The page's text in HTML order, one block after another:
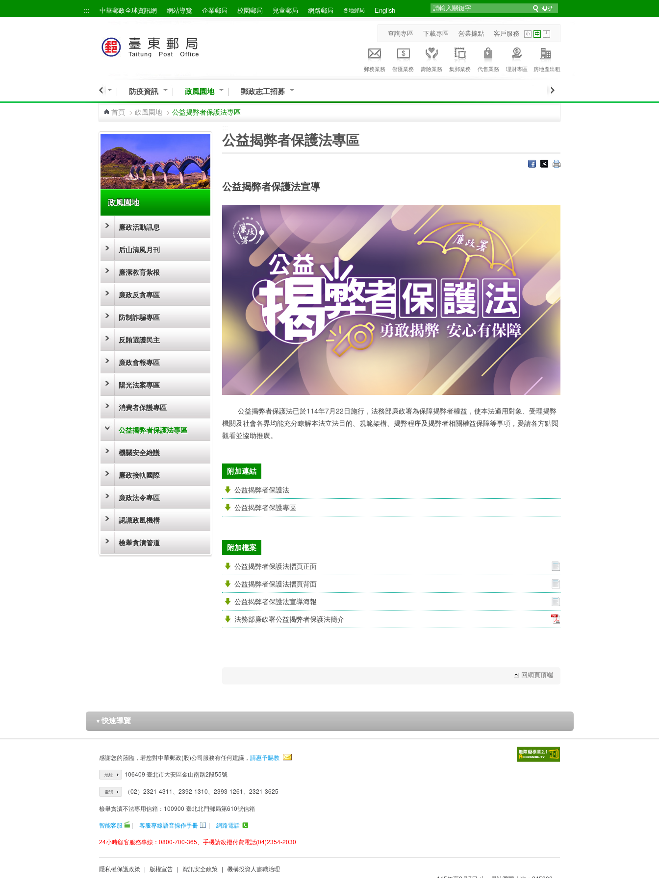
::: 中華郵政全球資訊網 網站導覽 企業郵局 校園郵局 兒童郵局 網路郵局 各地郵局 English
查詢專區 下載專區 營業據點 客戶服務
郵務業務 儲匯業務 壽險業務 集郵業務 代售業務 理財專區 房地產出租
宣導專區 防疫資訊 政風園地 郵政志工招募
首頁 > 政風園地 > 公益揭弊者保護法專區
政風園地
廉政活動訊息
后山清風月刊
廉潔教育紮根
廉政反貪專區
防制詐騙專區
反賄選護民主
廉政會報專區
陽光法案專區
消費者保護專區
公益揭弊者保護法專區
機關安全維護
廉政接軌國際
廉政法令專區
認識政風機構
檢舉貪瀆管道
公益揭弊者保護法專區
公益揭弊者保護法宣導
公益揭弊者保護法已於114年7月22日施行，法務部廉政署為保障揭弊者權益，使本法適用對象、受理揭弊
機關及社會各界均能充分瞭解本法立法目的、規範架構、揭弊程序及揭弊者相關權益保障等事項，爰請各方點閱
觀看並協助推廣。
附加連結
公益揭弊者保護法
公益揭弊者保護專區
附加檔案
公益揭弊者保護法摺頁正面
公益揭弊者保護法摺頁背面
公益揭弊者保護法宣導海報
法務部廉政署公益揭弊者保護法簡介
回網頁頂端
▼ 快速導覽
感謝您的蒞臨，若您對中華郵政(股)公司服務有任何建議， 請惠予賜教
地址 106409 臺北市大安區金山南路2段55號
電話 （02）2321-4311、2392-1310、2393-1261、2321-3625
檢舉貪瀆不法專用信箱：100900 臺北北門郵局第610號信箱
智能客服
| 客服專線語音操作手冊 |
網路電話
24小時顧客服務專線：0800-700-365、手機請改撥付費電話(04)2354-2030
隱私權保護政策 | 版權宣告 | 資訊安全政策 | 機構投資人盡職治理